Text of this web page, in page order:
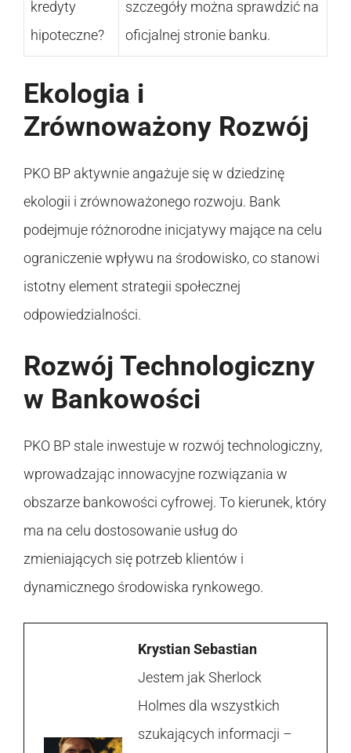
kredyty
hipoteczne?
szczegóły można sprawdzić na
oficjalnej stronie banku.
Ekologia i
Zrównoważony Rozwój
PKO BP aktywnie angażuje się w dziedzinę
ekologii i zrównoważonego rozwoju. Bank
podejmuje różnorodne inicjatywy mające na celu
ograniczenie wpływu na środowisko, co stanowi
istotny element strategii społecznej
odpowiedzialności.
Rozwój Technologiczny
w Bankowości
PKO BP stale inwestuje w rozwój technologiczny,
wprowadzając innowacyjne rozwiązania w
obszarze bankowości cyfrowej. To kierunek, który
ma na celu dostosowanie usług do
zmieniających się potrzeb klientów i
dynamicznego środowiska rynkowego.
Krystian Sebastian
Jestem jak Sherlock
Holmes dla wszystkich
szukających informacji –